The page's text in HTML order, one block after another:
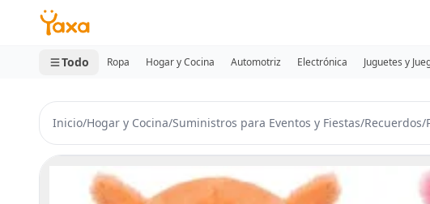
MINI CARRITO
0 productos
Todo Ropa Hogar y Cocina Automotriz Electrónica Juguetes y
Inicio/Hogar y Cocina/Suministros para Eventos y Fiestas/Recuerdos/